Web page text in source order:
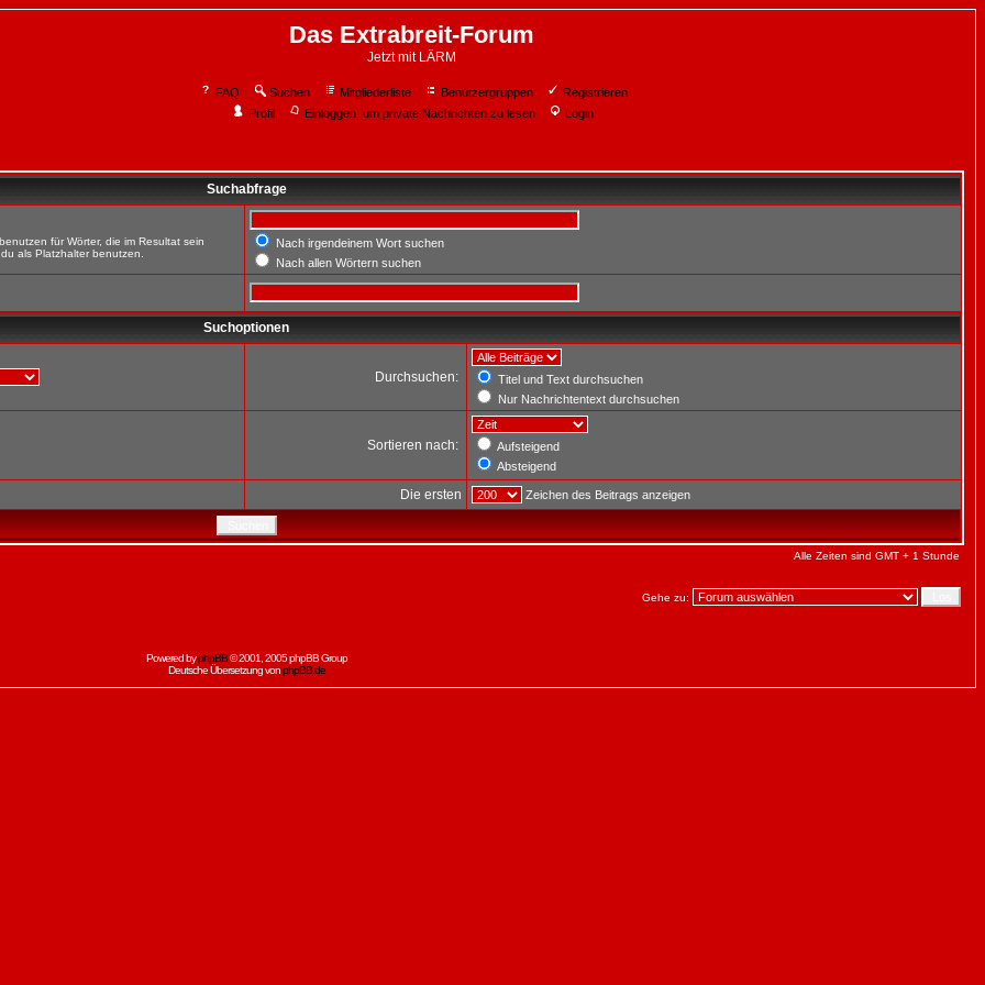
Das Extrabreit-Forum
Jetzt mit LÄRM
FAQ Suchen Mitgliederliste Benutzergruppen
Registrieren
Profil
Einloggen, um private Nachrichten zu lesen Login
Suchabfrage
für Wörter, die im Resultat sein
als Platzhalter benutzen.
Nach irgendeinem Wort suchen
Nach allen Wörtern suchen
Suchoptionen
Durchsuchen:
Titel und Text durchsuchen
Nur Nachrichtentext durchsuchen
Sortieren nach:
Aufsteigend
Absteigend
Die ersten Zeichen des Beitrags anzeigen
Alle Zeiten sind GMT + 1 Stunde
Gehe zu:
Powered byphpBB© 2001, 2005 phpBB Group
Deutsche Übersetzung vonphpBB.de